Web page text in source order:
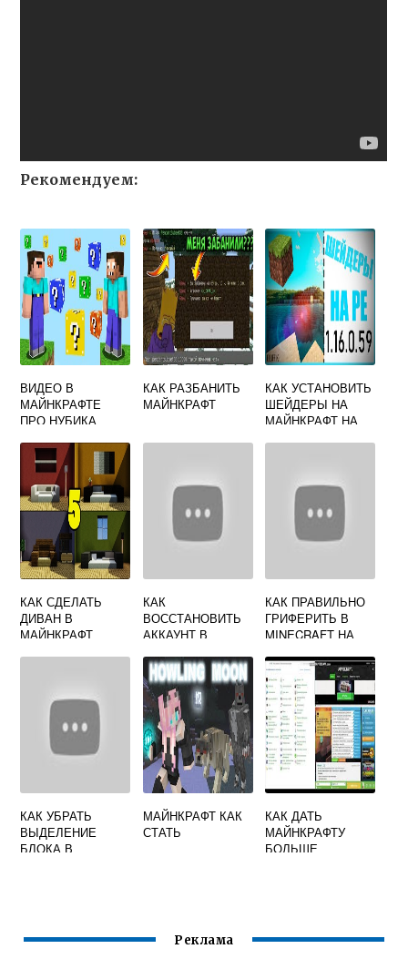
Рекомендуем:
ВИДЕО В
МАЙНКРАФТЕ
ПРО НУБИКА
КАК РАЗБАНИТЬ
МАЙНКРАФТ
КАК УСТАНОВИТЬ
ШЕЙДЕРЫ НА
МАЙНКРАФТ НА
КАК СДЕЛАТЬ
ДИВАН В
МАЙНКРАФТ
КАК
ВОССТАНОВИТЬ
АККАУНТ В
КАК ПРАВИЛЬНО
ГРИФЕРИТЬ В
MINECRAFT НА
КАК УБРАТЬ
ВЫДЕЛЕНИЕ
БЛОКА В
МАЙНКРАФТ КАК
СТАТЬ
КАК ДАТЬ
МАЙНКРАФТУ
БОЛЬШЕ
Реклама